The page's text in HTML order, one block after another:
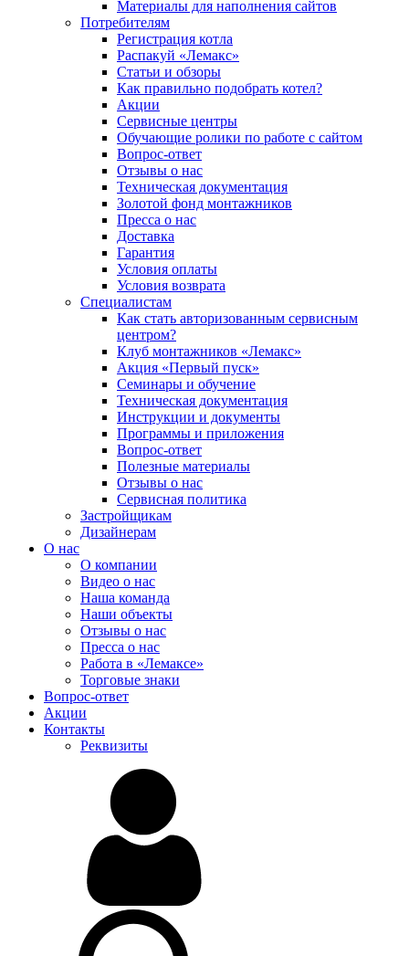
Материалы для наполнения сайтов
Потребителям
Регистрация котла
Распакуй «Лемакс»
Статьи и обзоры
Как правильно подобрать котел?
Акции
Сервисные центры
Обучающие ролики по работе с сайтом
Вопрос-ответ
Отзывы о нас
Техническая документация
Золотой фонд монтажников
Пресса о нас
Доставка
Гарантия
Условия оплаты
Условия возврата
Специалистам
Как стать авторизованным сервисным
центром?
Клуб монтажников «Лемакс»
Акция «Первый пуск»
Семинары и обучение
Техническая документация
Инструкции и документы
Программы и приложения
Вопрос-ответ
Полезные материалы
Отзывы о нас
Сервисная политика
Застройщикам
Дизайнерам
О нас
О компании
Видео о нас
Наша команда
Наши объекты
Отзывы о нас
Пресса о нас
Работа в «Лемаксе»
Торговые знаки
Вопрос-ответ
Акции
Контакты
Реквизиты